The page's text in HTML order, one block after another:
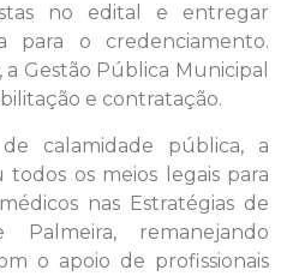
no edital e entregar
para o credenciamento.
Gestão Pública Municipal
e contratação.
calamidade pública, a
os meios legais para
nas Estratégias de
remanejando
o apoio de profissionais